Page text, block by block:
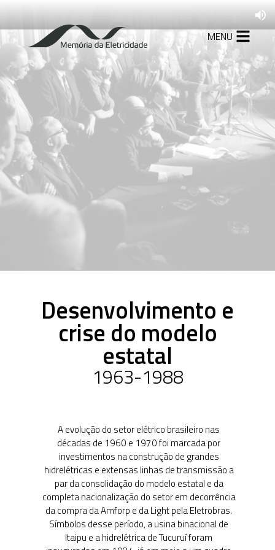
MENU
1879-1927
A formação da
indústria de energia
elétrica no Brasil
Mudanças no
Vargas
A entrada em cena
das empresas
estatais e a criação
da Eletrobras